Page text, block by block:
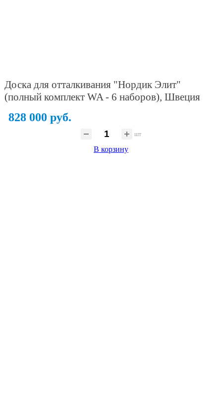
Доска для отталкивания "Нордик Элит"
(полный комплект WA - 6 наборов), Швеция
828 000 руб.
шт
В корзину